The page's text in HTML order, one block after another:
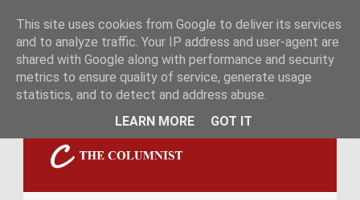
This site uses cookies from Google to deliver its services
and to analyze traffic. Your IP address and user-agent are
shared with Google along with performance and security
metrics to ensure quality of service, generate usage
statistics, and to detect and address abuse.
LEARN MORE
GOT IT